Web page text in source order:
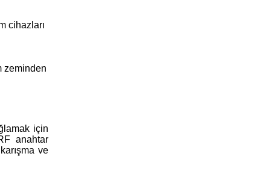
cihazları
zeminden
için
anahtar
ve